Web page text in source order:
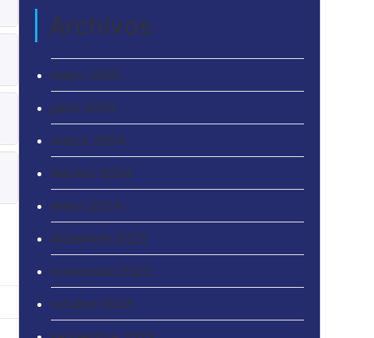
Archivos
mayo 2025
junio 2024
marzo 2024
febrero 2024
enero 2024
diciembre 2023
noviembre 2023
octubre 2023